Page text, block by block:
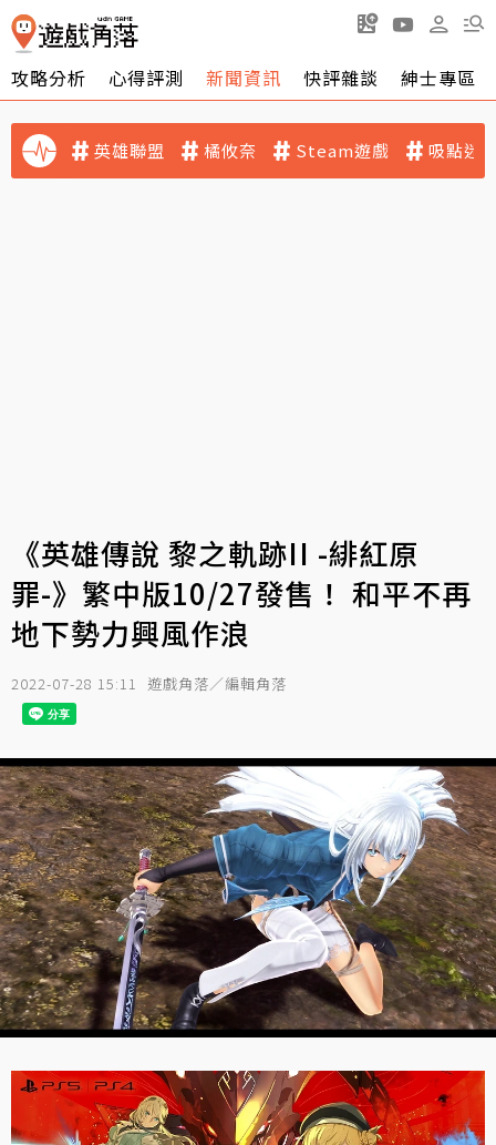
攻略分析 心得評測 新聞資訊 快評雜談 紳士專區
英雄聯盟 橘攸奈 Steam遊戲 吸點迷
《英雄傳說 黎之軌跡II -緋紅原
罪-》繁中版10/27發售！ 和平不再
地下勢力興風作浪
2022-07-28 15:11 遊戲角落／編輯角落